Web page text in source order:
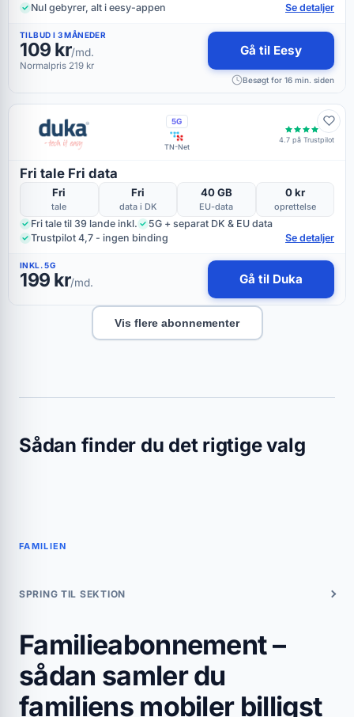
Nul gebyrer, alt i eesy-appen
Se detaljer
TILBUD I 3 MÅNEDER
109 kr/md.
Normalpris 219 kr
Gå til Eesy
Besøgt for 16 min. siden
5G
TN-Net
4.7 på Trustpilot
Fri tale Fri data
Fri
tale
Fri
data i DK
40 GB
EU-data
0 kr
oprettelse
Fri tale til 39 lande inkl.
5G + separat DK & EU data
Trustpilot 4,7 - ingen binding
Se detaljer
INKL. 5G
199 kr/md. Gå til Duka
Vis flere abonnementer
Sådan finder du det rigtige valg
FAMILIEN
SPRING TIL SEKTION
Familieabonnement –
sådan samler du
familiens mobiler billigst